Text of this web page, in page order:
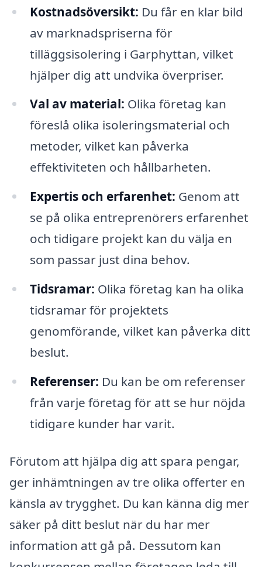
Kostnadsöversikt: Du får en klar bild
av marknadspriserna för
tilläggsisolering i Garphyttan, vilket
hjälper dig att undvika överpriser.
Val av material: Olika företag kan
föreslå olika isoleringsmaterial och
metoder, vilket kan påverka
effektiviteten och hållbarheten.
Expertis och erfarenhet: Genom att
se på olika entreprenörers erfarenhet
och tidigare projekt kan du välja en
som passar just dina behov.
Tidsramar: Olika företag kan ha olika
tidsramar för projektets
genomförande, vilket kan påverka ditt
beslut.
Referenser: Du kan be om referenser
från varje företag för att se hur nöjda
tidigare kunder har varit.
Förutom att hjälpa dig att spara pengar,
ger inhämtningen av tre olika offerter en
känsla av trygghet. Du kan känna dig mer
säker på ditt beslut när du har mer
information att gå på. Dessutom kan